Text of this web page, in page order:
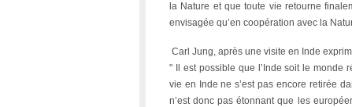
la Nature et que toute vie retourne
envisagée qu’en coopération avec la
Carl Jung, après une visite en Inde
" Il est possible que l’Inde soit le monde
vie en Inde ne s’est pas encore retirée
n’est donc pas étonnant que les